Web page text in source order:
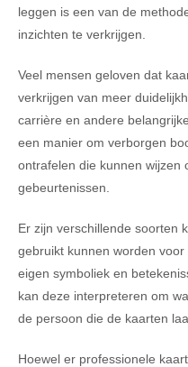
leggen is een van de
inzichten te verkrijgen.
Veel mensen geloven dat
verkrijgen van meer
carrière en andere
een manier om verborgen
ontrafelen die kunnen wijzen
gebeurtenissen.
Er zijn verschillende soorten
gebruikt kunnen worden
eigen symboliek en
kan deze interpreteren om
de persoon die de kaarten
Hoewel er professionele